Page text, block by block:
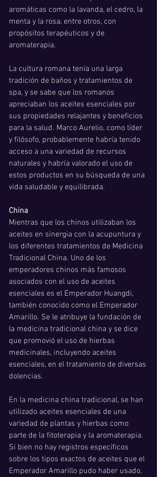
aromáticas como la lavanda, el cedro, la
menta y la rosa, entre otros, con
propósitos terapéuticos y de
aromaterapia.
La cultura romana tenía una larga
tradición de baños y tratamientos de
spa, y se sabe que los romanos
apreciaban los aceites esenciales por
sus propiedades relajantes y beneficios
para la salud. Marco Aurelio, como líder
y filósofo, probablemente habría tenido
acceso a una variedad de recursos
naturales y habría valorado el uso de
estos productos en su búsqueda de una
vida saludable y equilibrada.
China
Mientras que los chinos utilizaban los
aceites en sinergia con la acupuntura y
los diferentes tratamientos de Medicina
Tradicional China. Uno de los
emperadores chinos más famosos
asociados con el uso de aceites
esenciales es el Emperador Huangdi,
también conocido como el Emperador
Amarillo. Se le atribuye la fundación de
la medicina tradicional china y se dice
que promovió el uso de hierbas
medicinales, incluyendo aceites
esenciales, en el tratamiento de diversas
dolencias.
En la medicina china tradicional, se han
utilizado aceites esenciales de una
variedad de plantas y hierbas como
parte de la fitoterapia y la aromaterapia.
Si bien no hay registros específicos
sobre los tipos exactos de aceites que el
Emperador Amarillo pudo haber usado,